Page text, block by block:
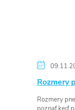
Rozmery
Rozmery